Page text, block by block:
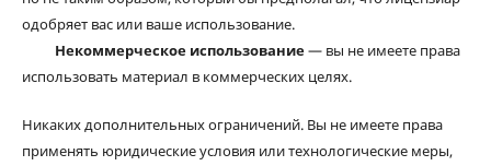
одобряет вас или ваше использование.
Некоммерческое использование— вы не имеете права
использовать материал в коммерческих целях.
Никаких дополнительных ограничений. Вы не имеете права
применять юридические условия или технологические меры,